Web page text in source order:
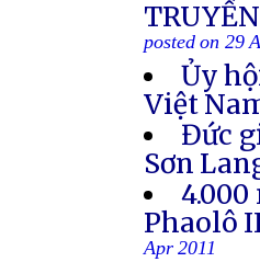
posted on 29
Ủy
Việt
Đức
Sơn
Phaolô
Apr 2011